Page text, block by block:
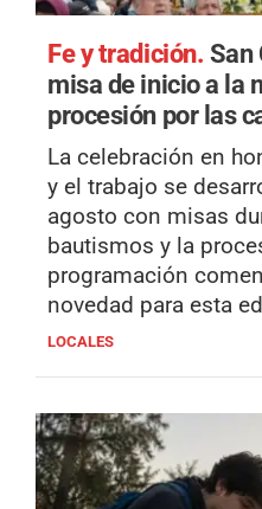
Fe y tradición. San
misa de inicio a la
procesión por las
La celebración en
y el trabajo se
agosto con misas
bautismos y la
programación
novedad para esta
LOCALES